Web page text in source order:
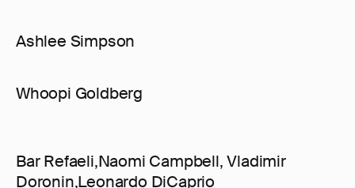
Ashlee Simpson
Whoopi Goldberg
Bar Refaeli,Naomi Campbell, Vladimir
Doronin,Leonardo DiCaprio